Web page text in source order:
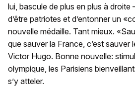
lui, bascule de plus en plus à droite
d’être patriotes et d’entonner un
nouvelle médaille. Tant mieux.
que sauver la France, c’est sauver
Victor Hugo. Bonne nouvelle:
olympique, les Parisiens
s’y atteler.